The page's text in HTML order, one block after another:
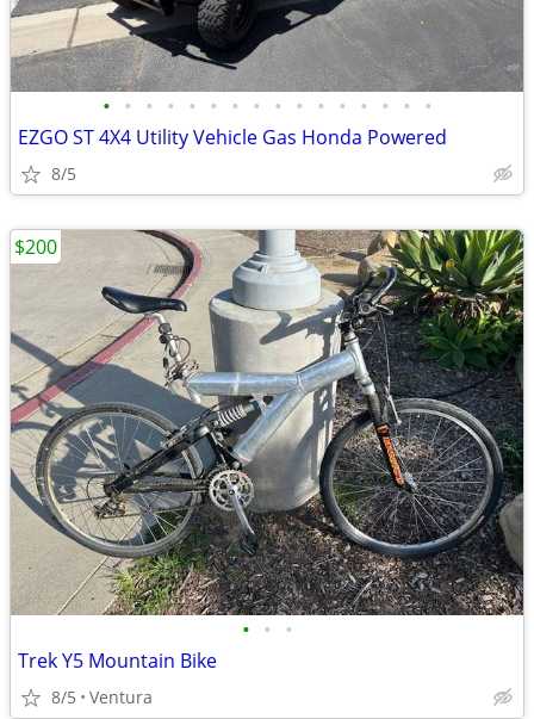
• • • • • • • • • • • • • • • •
EZGO ST 4X4 Utility Vehicle Gas Honda Powered
8/5
• • •
Trek Y5 Mountain Bike
8/5 Ventura
$200